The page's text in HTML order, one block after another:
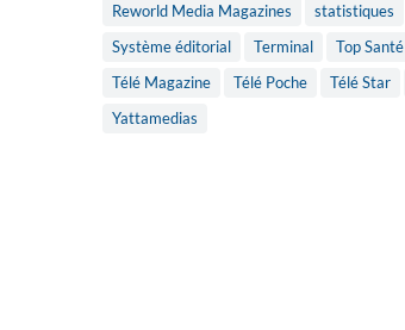
Reworld Media Magazines
statistiques
Système éditorial
Terminal
Top Santé
Télé Magazine
Télé Poche Télé Star
Yattamedias